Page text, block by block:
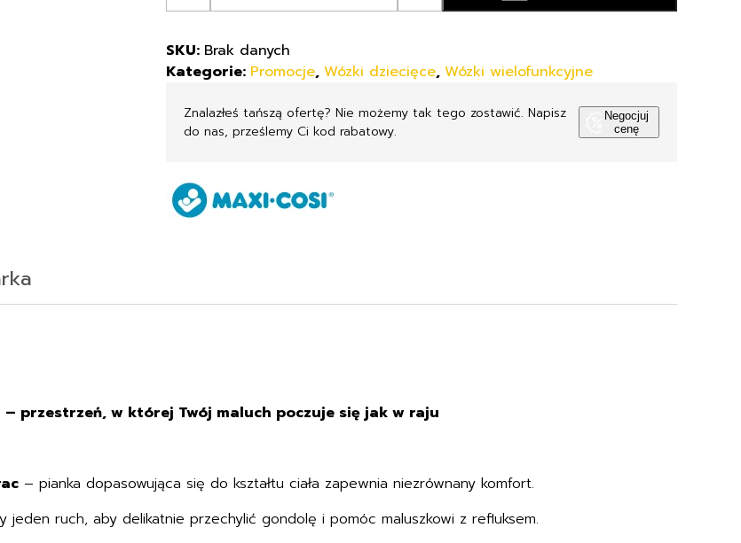
Cosi
wózek
2w1
opcją
3w1
SKU: Brak danych
Kategorie: Promocje, Wózki dziecięce, Wózki wielofunkcyjne
Znalazłeś tańszą ofertę? Nie możemy tak tego zostawić. Napisz
do nas, prześlemy Ci kod rabatowy.
Negocjuj
cenę
przestrzeń, w której Twój maluch poczuje się jak w raju
– pianka dopasowująca się do kształtu ciała zapewnia niezrównany komfort.
ruch, aby delikatnie przechylić gondolę i pomóc maluszkowi z refluksem.